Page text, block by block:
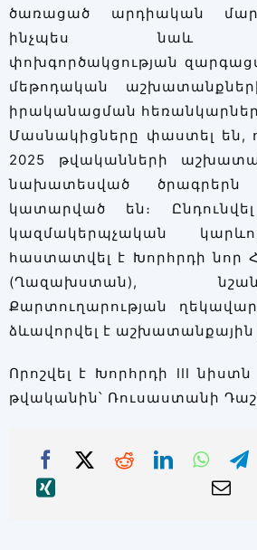
ծառացած արդիական
ինչպես նաև
փոխգործակցության
մեթոդական
իրականացման
Մասնակիցները փաստել են,
2025 թվականների
նախատեսված ծրագրերն
կատարված են։
կազմակերպչական
հաստատվել է Խորհրդի
(Ղազախստան),
Քարտուղարության
ձևավորվել է աշխատանքային
Որոշվել է Խորհրդի III
թվականին՝ Ռուսաստանի